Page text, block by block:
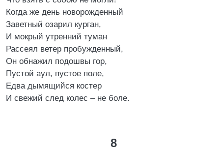
Когда же день новорожденный
Заветный озарил курган,
И мокрый утренний туман
Рассеял ветер пробужденный,
Он обнажил подошвы гор,
Пустой аул, пустое поле,
Едва дымящийся костер
И свежий след колес – не боле.
8